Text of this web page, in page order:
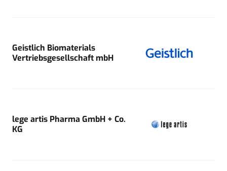
Geistlich Biomaterials
Vertriebsgesellschaft mbH
lege artis Pharma GmbH + Co.
KG